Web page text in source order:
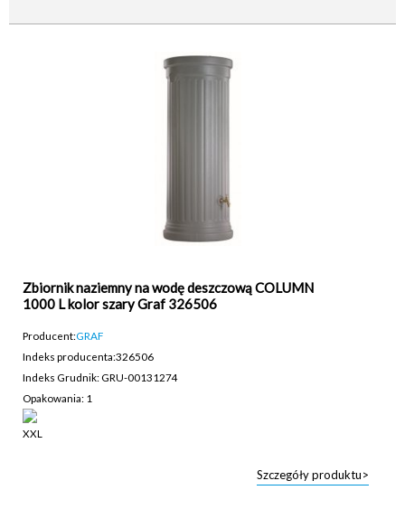
Zbiornik naziemny na wodę deszczową COLUMN
1000 L kolor szary Graf 326506
Producent:GRAF
Indeks producenta:326506
Indeks Grudnik: GRU-00131274
Opakowania: 1
Szczegóły produktu>